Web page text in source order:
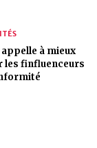
appelle à mieux
les finfluenceurs